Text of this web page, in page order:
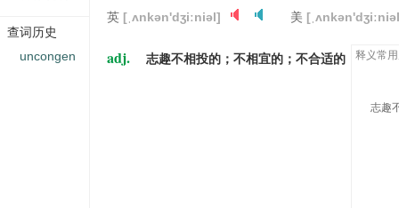
英 [ˌʌnkən'dʒiːniəl] 美
adj. 志趣不相投的；不相宜的；不合适的 释义常
志趣
查词历史
uncongen